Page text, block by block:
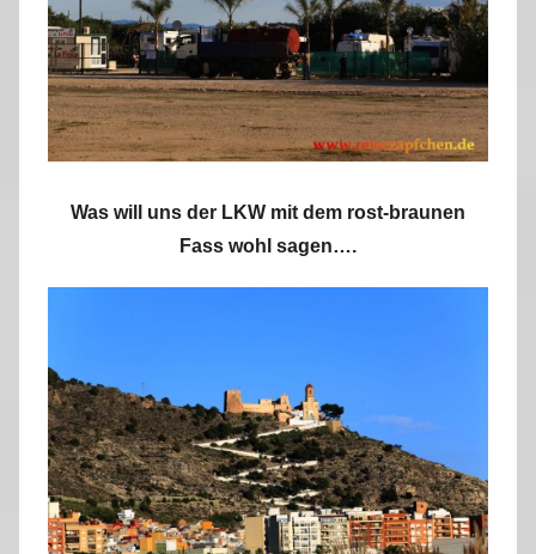
Was will uns der LKW mit dem rost-braunen
Fass wohl sagen….